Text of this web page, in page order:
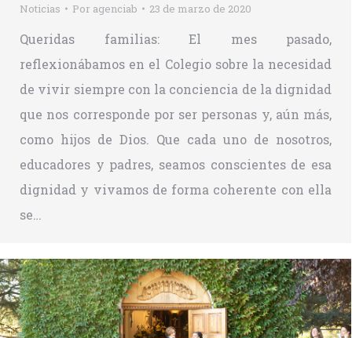
Noticias Por agenciab 23 de marzo de 2020
Queridas familias: El mes pasado,
reflexionábamos en el Colegio sobre la necesidad
de vivir siempre con la conciencia de la dignidad
que nos corresponde por ser personas y, aún más,
como hijos de Dios. Que cada uno de nosotros,
educadores y padres, seamos conscientes de esa
dignidad y vivamos de forma coherente con ella
se…